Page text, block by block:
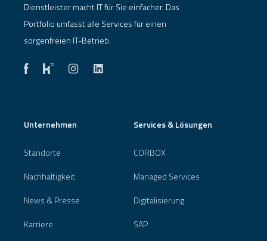
Dienstleister macht IT für Sie einfacher. Das
Portfolio umfasst alle Services für einen
sorgenfreien IT-Betrieb.
Unternehmen
Standorte
Nachhaltigkeit
News & Presse
Karriere
Services & Lösungen
CORBOX
Managed Services
Digitalisierung
SAP